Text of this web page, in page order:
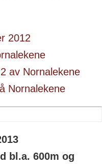
2012
av Nornalekene
Nornalekene
bl.a. 600m og